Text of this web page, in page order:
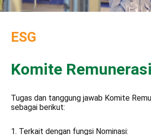
ESG
Komite Remunerasi
Tugas dan tanggung jawab Komite
sebagai berikut:
1. Terkait dengan fungsi Nominasi: